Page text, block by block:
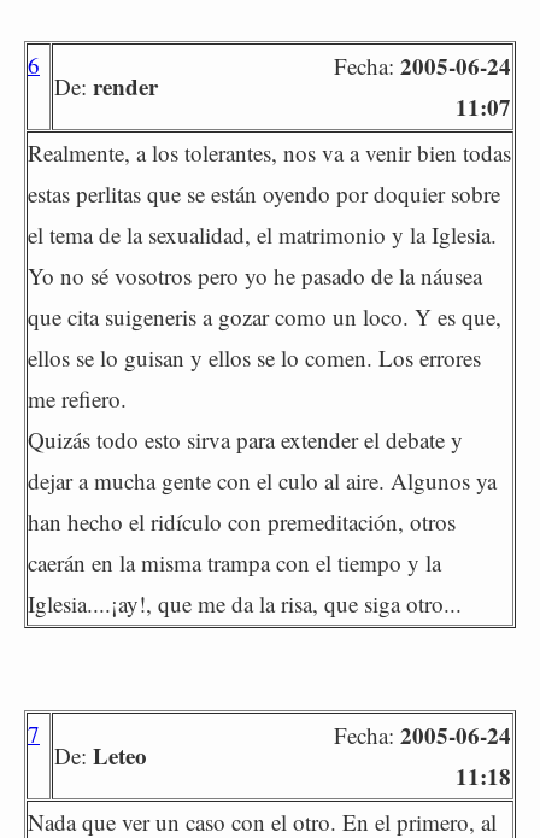
6
De: render
Fecha: 2005-06-24
11:07
Realmente, a los tolerantes, nos va a venir bien todas
estas perlitas que se están oyendo por doquier sobre
el tema de la sexualidad, el matrimonio y la Iglesia.
Yo no sé vosotros pero yo he pasado de la náusea
que cita suigeneris a gozar como un loco. Y es que,
ellos se lo guisan y ellos se lo comen. Los errores
me refiero.
Quizás todo esto sirva para extender el debate y
dejar a mucha gente con el culo al aire. Algunos ya
han hecho el ridículo con premeditación, otros
caerán en la misma trampa con el tiempo y la
Iglesia....¡ay!, que me da la risa, que siga otro...
7
De: Leteo
Fecha: 2005-06-24
11:18
Nada que ver un caso con el otro. En el primero, al